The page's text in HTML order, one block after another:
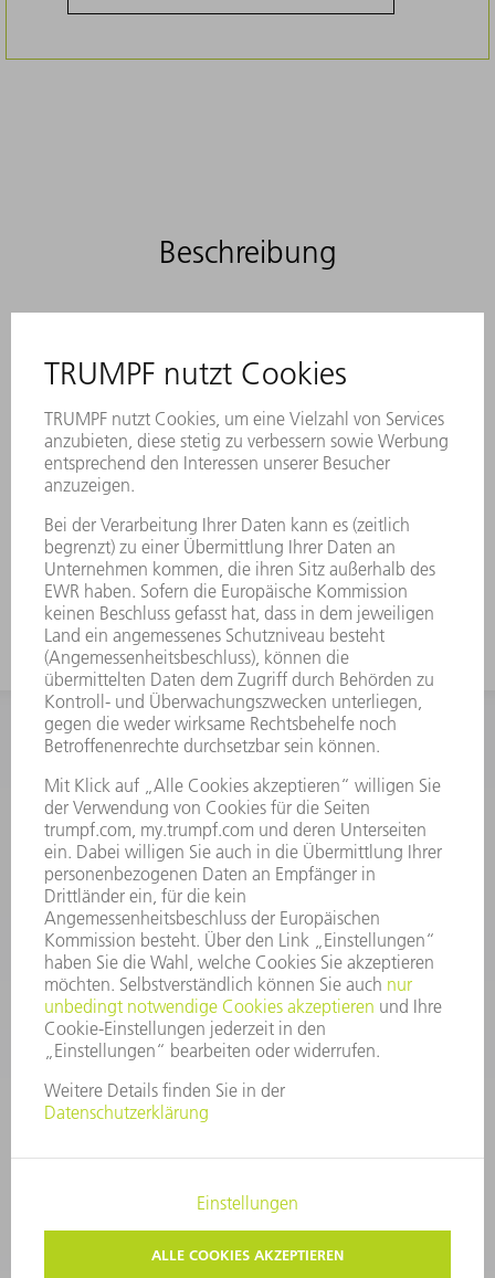
Beschreibung
enthält alle wichtigen Informationen
Mit Hilfe des Data Matrix Codes lässt
sich jedes Werkzeug eindeutig
identifizieren.
Die Arbeitszonen sind lasergehärtet.
Werkzeug-Modifikationen sind auf
Wunsch erhältlich.
INFORMATION
Häufig gestellte Fragen
Allgemeine Geschäftsbedingungen
KONTAKT
After Sales
+43722160396550
Mo - Do: 08:00 -17:30 Uhr
Fr: 08:00 -16:30 Uhr
ersatzteile@at.trumpf.com
COPYRIGHT UND MARKENZEICHEN
NUTZUNGSBEDINGUNGEN